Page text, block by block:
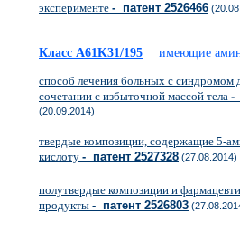
эксперименте - патент 2526466
Класс A61K31/195 имеющие
способ лечения больных с синдромом
сочетании с избыточной массой тела -
(20.09.2014)
твердые композиции, содержащие 5-
кислоту - патент 2527328 (27.08.2014)
полутвердые композиции и
продукты - патент 2526803